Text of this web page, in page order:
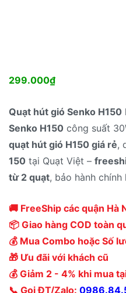
299.000₫
Quạt hút gió Senko H150
Senko H150 công suất
quạt hút gió H150 giá rẻ,
150 tại Quạt Việt –
từ 2 quạt, bảo hành chính
🚚 FreeShip các quận Hà
📦 Giao hàng COD toàn
💰 Mua Combo hoặc Số
🎁 Ưu đãi với khách cũ
💰 Giảm 2 - 4% khi mua
📞 Gọi ĐT/Zalo: